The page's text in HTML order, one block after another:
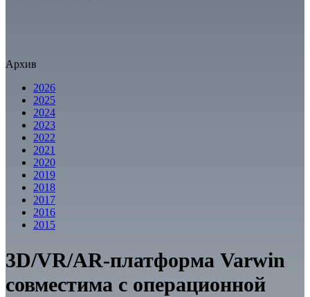
Архив
2026
2025
2024
2023
2022
2021
2020
2019
2018
2017
2016
2015
3D/VR/AR-платформа Varwin
совместима с операционной